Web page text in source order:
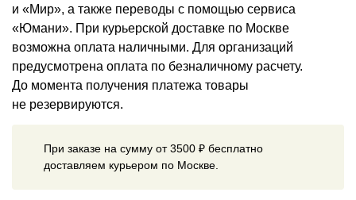
и «Мир», а также переводы с помощью сервиса
«Юмани». При курьерской доставке по Москве
возможна оплата наличными. Для организаций
предусмотрена оплата по безналичному расчету.
До момента получения платежа товары
не резервируются.
При заказе на сумму от 3500 ₽ бесплатно
доставляем курьером по Москве.